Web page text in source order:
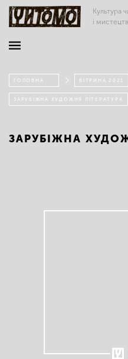
Культура
і
ГОЛОВНА ВІТРИНА 2021
ЗАРУБІЖНА ХУДОЖНЯ ЛІТЕРАТУРА
ЗАРУБІЖНА